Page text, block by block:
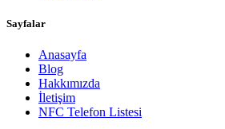
Sayfalar
Anasayfa
Blog
Hakkımızda
İletişim
NFC Telefon Listesi